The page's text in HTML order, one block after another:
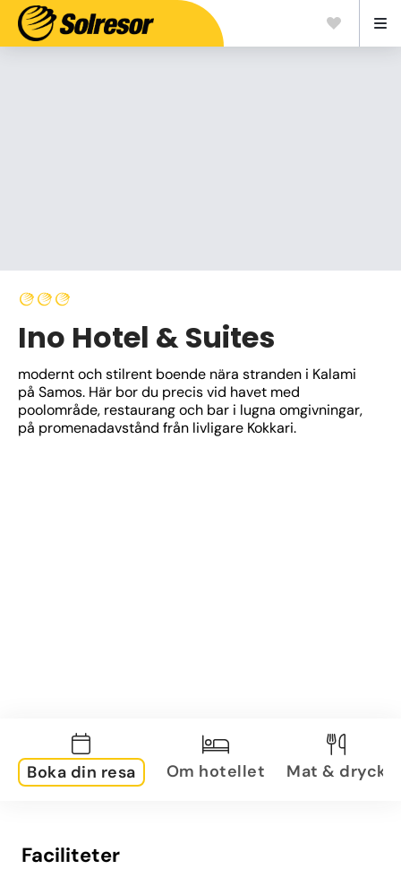
Ino Hotel & Suites
modernt och stilrent boende nära stranden i Kalami
på Samos. Här bor du precis vid havet med
poolområde, restaurang och bar i lugna omgivningar,
på promenadavstånd från livligare Kokkari.
Boka din resa Om hotellet Mat & dryck
Faciliteter